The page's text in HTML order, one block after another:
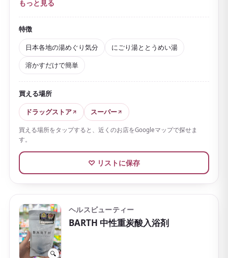
乳白色のにごり湯タイプと、澄んだとうめい湯タイプ
があり、お湯の色や香りの違いを味わえるのが魅力。
温泉由来の保湿成分や香気成分を配合した医薬部外品
で、疲労回復や肩のこり、冷え症などにうれしい一品
です。
体が芯から温まり、湯上がりもぽかぽか。
すだけと、使い方も簡単です。
個包装は軽くてかさばらず、日本の温泉文化を手軽に
持ち帰れるので、お土産にもぴったり。手頃な価格で
続けやすい、昔ながらのロングセラーです。
もっと見る
特徴
日本各地の湯めぐり気分
にごり湯ととうめい湯
溶かすだけで簡単
買える場所
ドラッグストア
スーパー
買える場所をタップすると、近くのお店をGoogleマップで探せま
す。
♡ リストに保存
🔍
ヘルスビューティー
BARTH 中性重炭酸入浴剤